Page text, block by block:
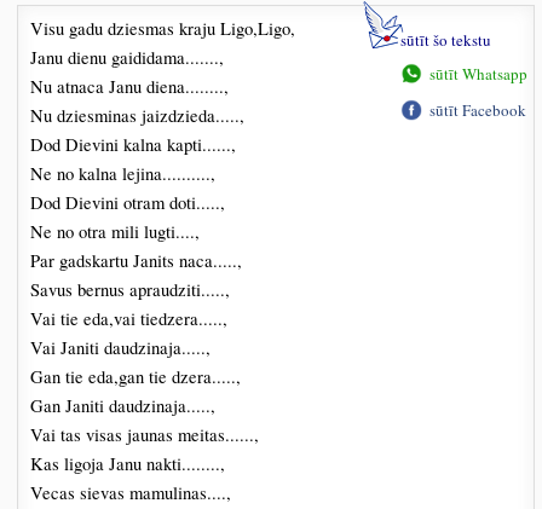
Visu gadu dziesmas kraju Ligo,Ligo,
Janu dienu gaididama.......,
Nu atnaca Janu diena........,
Nu dziesminas jaizdzieda.....,
Dod Dievini kalna kapti......,
Ne no kalna lejina..........,
Dod Dievini otram doti.....,
Ne no otra mili lugti....,
Par gadskartu Janits naca.....,
Savus bernus apraudziti.....,
Vai tie eda,vai tiedzera.....,
Vai Janiti daudzinaja.....,
Gan tie eda,gan tie dzera.....,
Gan Janiti daudzinaja.....,
Vai tas visas jaunas meitas......,
Kas ligoja Janu nakti........,
Vecas sievas mamulinas....,
sūtīt šo tekstu
sūtīt Whatsapp
sūtīt Facebook